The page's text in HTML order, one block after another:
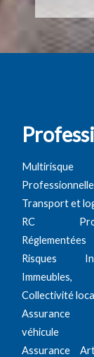
Multirisque
Professionnelle
Transport et
RC
Réglementées
Risques
Collectivité
véhicule
Assurance